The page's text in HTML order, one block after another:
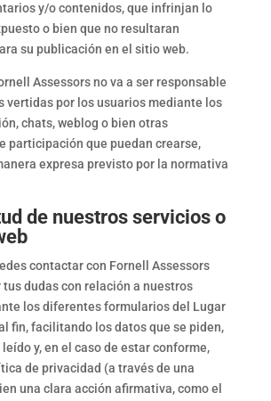
y/o contenidos, que infrinjan lo
o bien que no resultaran
su publicación en el sitio web.
Assessors no va a ser responsable
vertidas por los usuarios mediante los
chats, weblog o bien otras
participación que puedan crearse,
expresa previsto por la normativa
de nuestros servicios o
contactar con Fornell Assessors
dudas con relación a nuestros
los diferentes formularios del Lugar
fin, facilitando los datos que se piden,
y, en el caso de estar conforme,
de privacidad (a través de una
una clara acción afirmativa, como el